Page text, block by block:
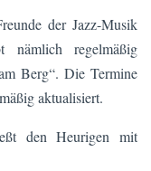
der Jazz-Musik
regelmäßig
Berg“. Die Termine
aktualisiert.
den Heurigen mit